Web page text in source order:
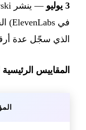
3 يوليو
الذي سجّل عدة
المقاييس